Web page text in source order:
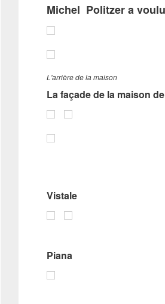
Michel Politzer a
L'arrière de la maison
La façade de la maison
Vistale
Piana